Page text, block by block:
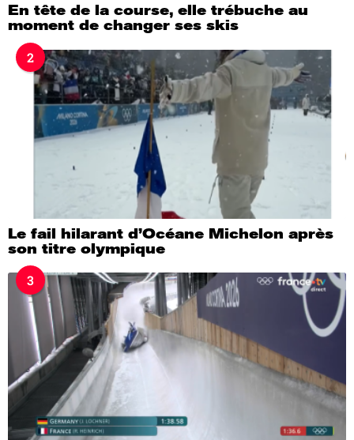
En tête de la course, elle trébuche au
moment de changer ses skis
2
Le fail hilarant d’Océane Michelon après
son titre olympique
3